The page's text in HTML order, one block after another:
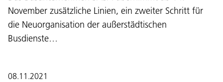
November zusätzliche Linien, ein zweiter Schritt für
die Neuorganisation der außerstädtischen
Busdienste…
08.11.2021